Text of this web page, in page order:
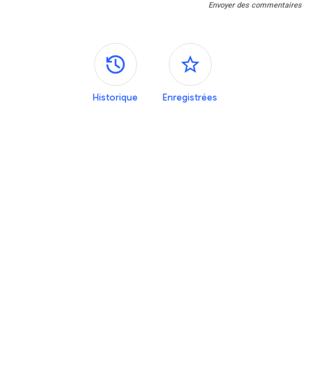
Envoyer des commentaires
Panneaux latéraux
Historique Enregistrées